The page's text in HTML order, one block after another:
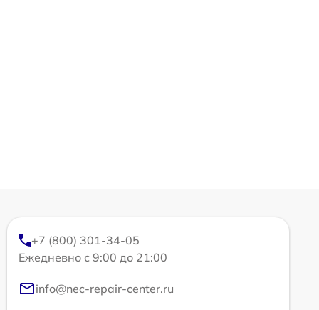
+7 (800) 301-34-05
Ежедневно с 9:00 до 21:00
info@nec-repair-center.ru